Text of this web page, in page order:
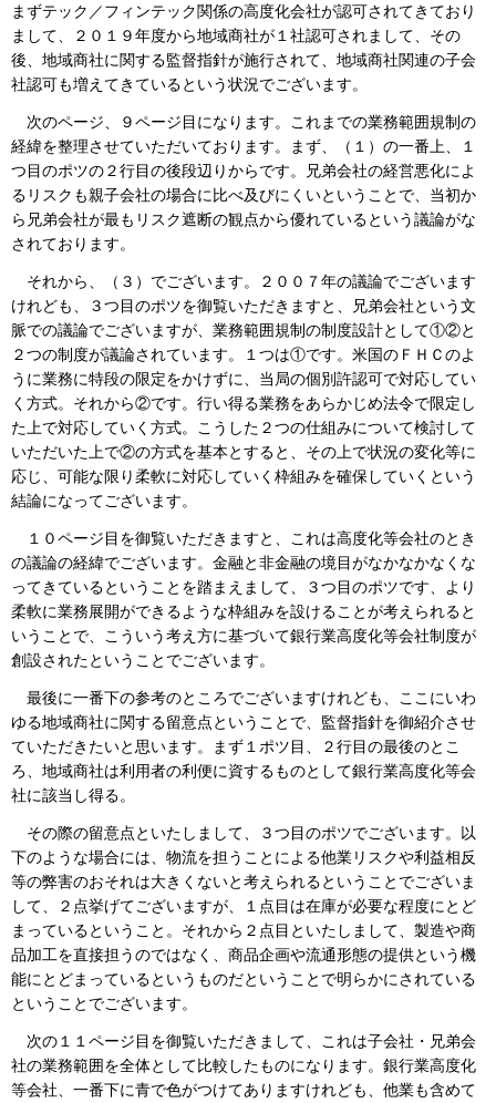
まずテック／フィンテック関係の高度化会社が認可されてきており
まして、２０１９年度から地域商社が１社認可されまして、その
後、地域商社に関する監督指針が施行されて、地域商社関連の子会
社認可も増えてきているという状況でございます。
次のページ、９ページ目になります。これまでの業務範囲規制の
経緯を整理させていただいております。まず、（１）の一番上、１
つ目のポツの２行目の後段辺りからです。兄弟会社の経営悪化によ
るリスクも親子会社の場合に比べ及びにくいということで、当初か
ら兄弟会社が最もリスク遮断の観点から優れているという議論がな
されております。
それから、（３）でございます。２００７年の議論でございます
けれども、３つ目のポツを御覧いただきますと、兄弟会社という文
脈での議論でございますが、業務範囲規制の制度設計として①②と
２つの制度が議論されています。１つは①です。米国のＦＨＣのよ
うに業務に特段の限定をかけずに、当局の個別許認可で対応してい
く方式。それから②です。行い得る業務をあらかじめ法令で限定し
た上で対応していく方式。こうした２つの仕組みについて検討して
いただいた上で②の方式を基本とすると、その上で状況の変化等に
応じ、可能な限り柔軟に対応していく枠組みを確保していくという
結論になってございます。
１０ページ目を御覧いただきますと、これは高度化等会社のとき
の議論の経緯でございます。金融と非金融の境目がなかなかなくな
ってきているということを踏まえまして、３つ目のポツです、より
柔軟に業務展開ができるような枠組みを設けることが考えられると
いうことで、こういう考え方に基づいて銀行業高度化等会社制度が
創設されたということでございます。
最後に一番下の参考のところでございますけれども、ここにいわ
ゆる地域商社に関する留意点ということで、監督指針を御紹介させ
ていただきたいと思います。まず１ポツ目、２行目の最後のとこ
ろ、地域商社は利用者の利便に資するものとして銀行業高度化等会
社に該当し得る。
その際の留意点といたしまして、３つ目のポツでございます。以
下のような場合には、物流を担うことによる他業リスクや利益相反
等の弊害のおそれは大きくないと考えられるということでございま
して、２点挙げてございますが、１点目は在庫が必要な程度にとど
まっているということ。それから２点目といたしまして、製造や商
品加工を直接担うのではなく、商品企画や流通形態の提供という機
能にとどまっているというものだということで明らかにされている
ということでございます。
次の１１ページ目を御覧いただきまして、これは子会社・兄弟会
社の業務範囲を全体として比較したものになります。銀行業高度化
等会社、一番下に青で色がつけてありますけれども、他業も含めて